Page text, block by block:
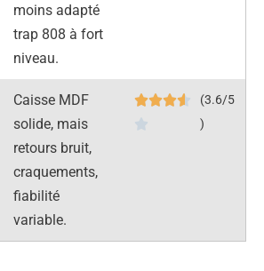
moins adapté
trap 808 à fort
niveau.
Caisse MDF
solide, mais
retours bruit,
craquements,
fiabilité
variable.
(3.6/5
)